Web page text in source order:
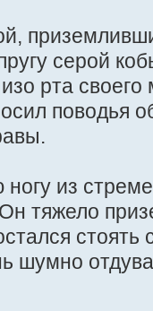
серой
рта своего
поводья
из
тяжело
стоять
шумно